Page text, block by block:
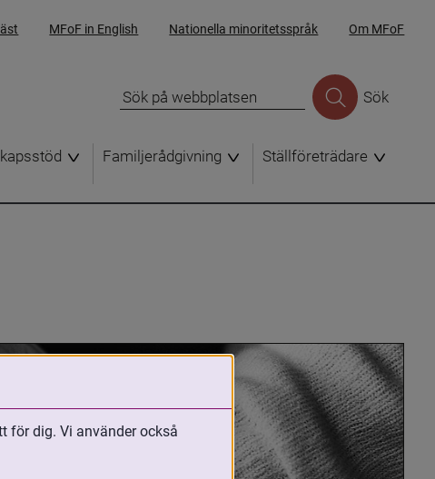
MFoF in English Nationella minoritetsspråk Om MFoF
Sök
Familjerådgivning Ställföreträdare
för dig. Vi använder också